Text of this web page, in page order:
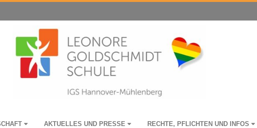
AKTU­EL­LES UND PRESSE RECHTE, PFLICH­TEN UND INFOS